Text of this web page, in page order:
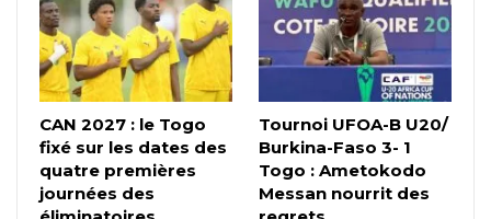
CAN 2027 : le Togo
fixé sur les dates des
quatre premières
journées des
Tournoi UFOA-B U20/
Burkina-Faso 3- 1
Togo : Ametokodo
Messan nourrit des